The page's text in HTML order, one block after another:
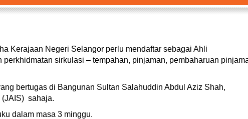
Kerajaan Negeri Selangor perlu mendaftar sebagai Ahli
sirkulasi – tempahan, pinjaman, pembaharuan
bertugas di Bangunan Sultan Salahuddin Abdul Aziz Shah,
(JAIS) sahaja.
dalam masa 3 minggu.